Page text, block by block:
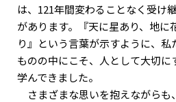
は、121年間変わることなく受け
があります。『天に星あり、地に
り』という言葉が示すように、
ものの中にこそ、人として大切に
学んできました。
さまざまな思いを抱えながらも